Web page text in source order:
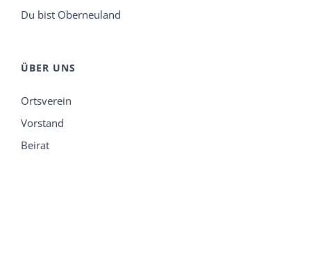
Du bist Oberneuland
ÜBER UNS
Ortsverein
Vorstand
Beirat